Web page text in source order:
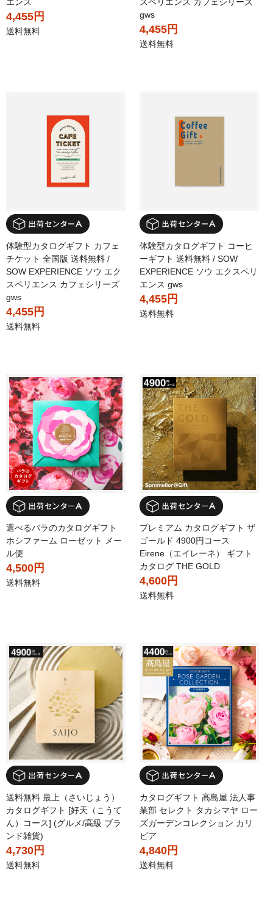
4,455円
送料無料
gws
4,455円
送料無料
体験型カタログギフト カフェ
チケット 全国版 送料無料 /
SOW EXPERIENCE ソウ エク
スペリエンス カフェシリーズ
gws
4,455円
送料無料
体験型カタログギフト コーヒ
ーギフト 送料無料 / SOW
EXPERIENCE ソウ エクスペリ
エンス gws
4,455円
送料無料
選べるバラのカタログギフト
ホシファーム ローゼット メー
ル便
4,500円
送料無料
プレミアム カタログギフト ザ
ゴールド 4900円コース
Eirene（エイレーネ） ギフト
カタログ THE GOLD
4,600円
送料無料
送料無料 最上（さいじょう）
カタログギフト [好天（こうて
ん）コース] (グルメ/高級 ブラ
ンド雑貨)
4,730円
送料無料
カタログギフト 高島屋 法人事
業部 セレクト タカシマヤ ロー
ズガーデンコレクション カリ
ビア
4,840円
送料無料